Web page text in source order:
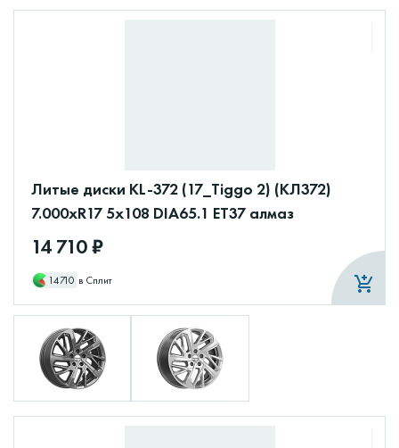
Литые диски KL-372 (17_Tiggo 2) (КЛ372)
7.000xR17 5x108 DIA65.1 ET37 алмаз
14 710 ₽
14710 в Сплит